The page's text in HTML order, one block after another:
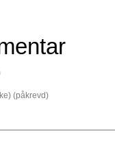
(påkrevd)